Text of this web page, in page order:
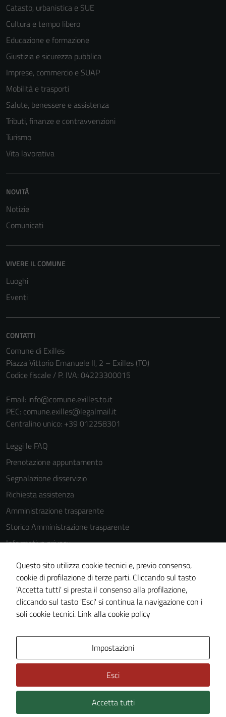
Catasto, urbanistica e SUE
Cultura e tempo libero
Educazione e formazione
Giustizia e sicurezza pubblica
Imprese, commercio e SUAP
Mobilità e trasporti
Salute, benessere e assistenza
Tributi, finanze e contravvenzioni
Turismo
Vita lavorativa
NOVITÀ
Notizie
Comunicati
VIVERE IL COMUNE
Luoghi
Eventi
CONTATTI
Comune di Exilles
Piazza Vittorio Emanuele II, 2 – Exilles (TO)
Codice fiscale / P. IVA: 04223300015
Email: info@comune.exilles.to.it
PEC: comune.exilles@legalmail.it
Centralino unico: +39 012258301
Leggi le FAQ
Prenotazione appuntamento
Segnalazione disservizio
Richiesta assistenza
Amministrazione trasparente
Storico Amministrazione trasparente
Informativa privacy
Cookie Policy
Note legali
Dichiarazione di accessibilità
Piano di miglioramento del sito
Technical Design s.r.l.
Questo sito utilizza cookie tecnici e, previo consenso,
cookie di profilazione di terze parti. Cliccando sul tasto
'Accetta tutti' si presta il consenso alla profilazione,
cliccando sul tasto 'Esci' si continua la navigazione con i
soli cookie tecnici. Link alla cookie policy
Impostazioni
Esci
Accetta tutti